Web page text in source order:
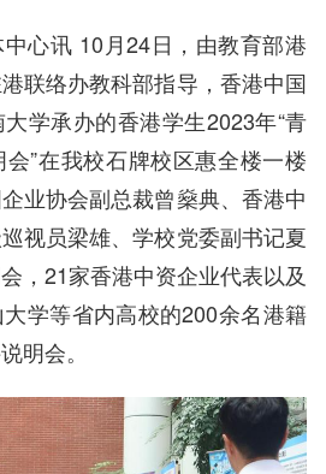
心讯 10月24日，由教育部港
联络办教科部指导，香港中国
学承办的香港学生2023年“青
”在我校石牌校区惠全楼一楼
业协会副总裁曾燊典、香港中
视员梁雄、学校党委副书记夏
，21家香港中资企业代表以及
学等省内高校的200余名港籍
明会。